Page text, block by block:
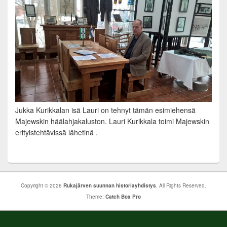
Jukka Kurikkalan isä Lauri on tehnyt tämän esimiehensä
Majewskin häälahjakaluston. Lauri Kurikkala toimi Majewskin
erityistehtävissä lähetinä .
Copyright © 2026 Rukajärven suunnan historiayhdistys. All Rights Reserved.
Theme: Catch Box Pro